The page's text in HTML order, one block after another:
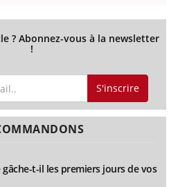
? Abonnez-vous à la newsletter
!
S'inscrire
t-il les premiers jours de vos